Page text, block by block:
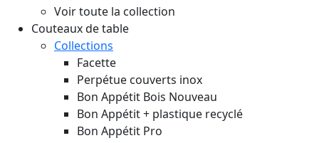
Voir toute la collection
Couteaux de table
Collections
Facette
Perpétue couverts inox
Bon Appétit Bois Nouveau
Bon Appétit + plastique recyclé
Bon Appétit Pro